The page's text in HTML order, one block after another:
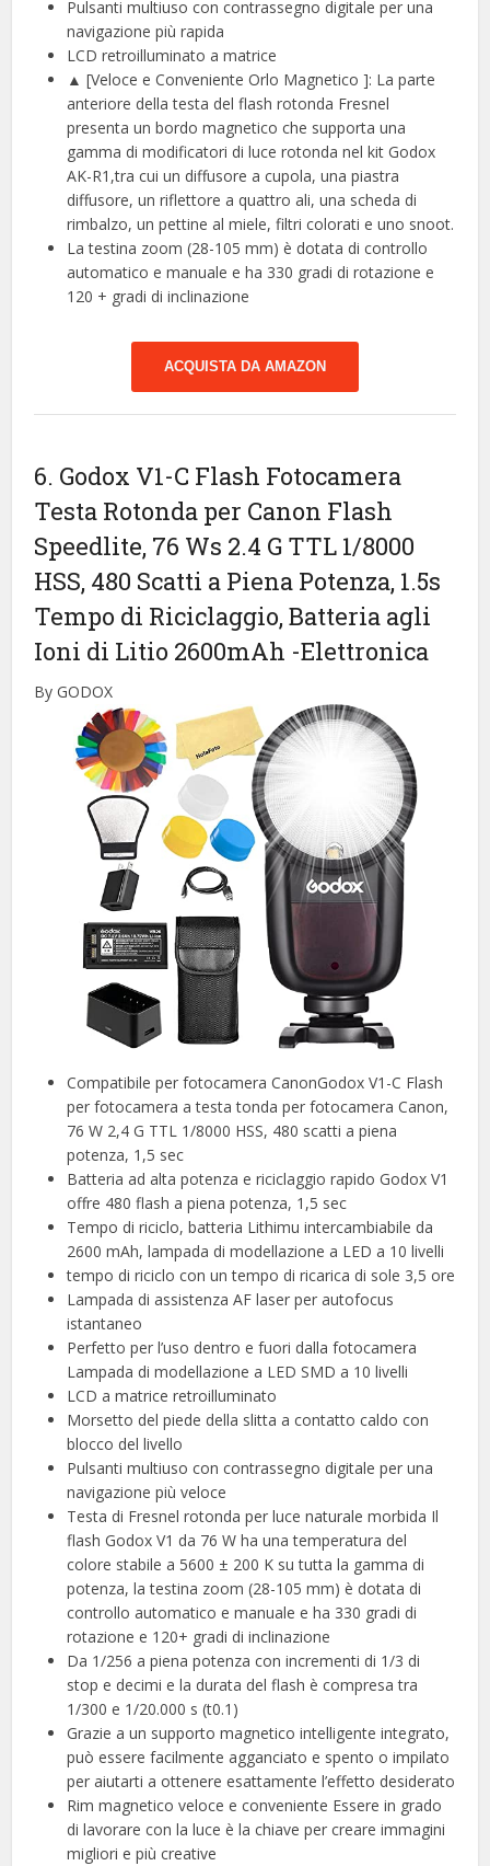
Pulsanti multiuso con contrassegno digitale per una
navigazione più rapida
LCD retroilluminato a matrice
▲ [Veloce e Conveniente Orlo Magnetico ]: La parte
anteriore della testa del flash rotonda Fresnel
presenta un bordo magnetico che supporta una
gamma di modificatori di luce rotonda nel kit Godox
AK-R1,tra cui un diffusore a cupola, una piastra
diffusore, un riflettore a quattro ali, una scheda di
rimbalzo, un pettine al miele, filtri colorati e uno snoot.
La testina zoom (28-105 mm) è dotata di controllo
automatico e manuale e ha 330 gradi di rotazione e
120 + gradi di inclinazione
ACQUISTA DA AMAZON
6. Godox V1-C Flash Fotocamera
Testa Rotonda per Canon Flash
Speedlite, 76 Ws 2.4 G TTL 1/8000
HSS, 480 Scatti a Piena Potenza, 1.5s
Tempo di Riciclaggio, Batteria agli
Ioni di Litio 2600mAh -Elettronica
By GODOX
Compatibile per fotocamera CanonGodox V1-C Flash
per fotocamera a testa tonda per fotocamera Canon,
76 W 2,4 G TTL 1/8000 HSS, 480 scatti a piena
potenza, 1,5 sec
Batteria ad alta potenza e riciclaggio rapido Godox V1
offre 480 flash a piena potenza, 1,5 sec
Tempo di riciclo, batteria Lithimu intercambiabile da
2600 mAh, lampada di modellazione a LED a 10 livelli
tempo di riciclo con un tempo di ricarica di sole 3,5 ore
Lampada di assistenza AF laser per autofocus
istantaneo
Perfetto per l’uso dentro e fuori dalla fotocamera
Lampada di modellazione a LED SMD a 10 livelli
LCD a matrice retroilluminato
Morsetto del piede della slitta a contatto caldo con
blocco del livello
Pulsanti multiuso con contrassegno digitale per una
navigazione più veloce
Testa di Fresnel rotonda per luce naturale morbida Il
flash Godox V1 da 76 W ha una temperatura del
colore stabile a 5600 ± 200 K su tutta la gamma di
potenza, la testina zoom (28-105 mm) è dotata di
controllo automatico e manuale e ha 330 gradi di
rotazione e 120+ gradi di inclinazione
Da 1/256 a piena potenza con incrementi di 1/3 di
stop e decimi e la durata del flash è compresa tra
1/300 e 1/20.000 s (t0.1)
Grazie a un supporto magnetico intelligente integrato,
può essere facilmente agganciato e spento o impilato
per aiutarti a ottenere esattamente l’effetto desiderato
Rim magnetico veloce e conveniente Essere in grado
di lavorare con la luce è la chiave per creare immagini
migliori e più creative